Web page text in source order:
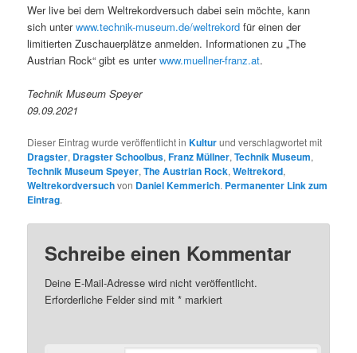
Wer live bei dem Weltrekordversuch dabei sein möchte, kann
sich unterwww.technik-museum.de/weltrekord für einen der
limitierten Zuschauerplätze anmelden. Informationen zu „The
Austrian Rock“ gibt es unterwww.muellner-franz.at.
Technik Museum Speyer
09.09.2021
Dieser Eintrag wurde veröffentlicht inKulturund verschlagwortet mit
Dragster, Dragster Schoolbus,Franz Müllner,Technik Museum,
Technik Museum Speyer,The Austrian Rock,Weltrekord,
Weltrekordversuchvon Daniel Kemmerich. Permanenter Link zum
Eintrag.
Schreibe einen Kommentar
Deine E-Mail-Adresse wird nicht veröffentlicht.
Erforderliche Felder sind mit* markiert